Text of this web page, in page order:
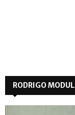
RODRIGO